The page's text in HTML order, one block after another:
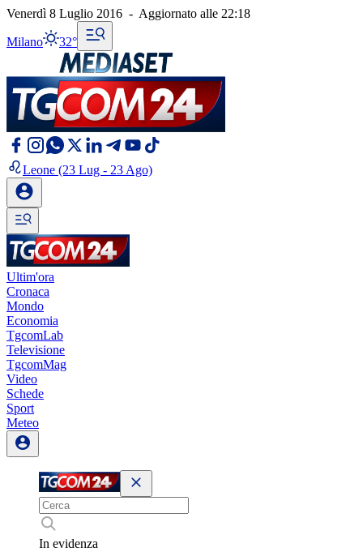
Venerdì 8 Luglio 2016 - Aggiornato alle 22:18
Milano 32°
Leone (23 Lug - 23 Ago)
Ultim'ora
Cronaca
Mondo
Economia
TgcomLab
Televisione
TgcomMag
Video
Schede
Sport
Meteo
In evidenza